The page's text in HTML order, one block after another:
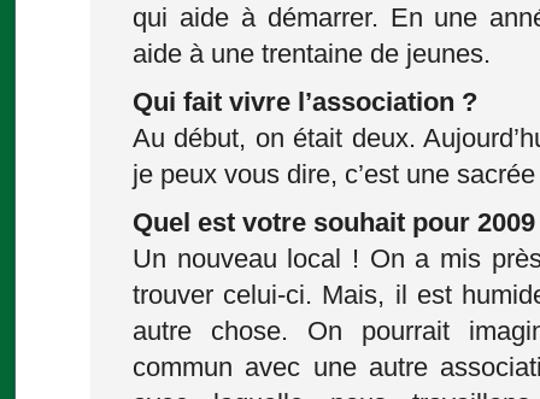
qui aide à démarrer. En une
aide à une trentaine de jeunes.
Qui fait vivre l’association ?
Au début, on était deux.
je peux vous dire, c’est une
Quel est votre souhait pour
Un nouveau local ! On a mis
trouver celui-ci. Mais, il est
autre chose. On pourrait
commun avec une autre